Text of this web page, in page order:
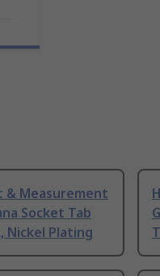
& Measurement
Socket Tab
Nickel Plating